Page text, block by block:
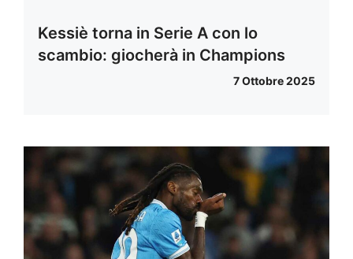
Kessiè torna in Serie A con lo
scambio: giocherà in Champions
7 Ottobre 2025